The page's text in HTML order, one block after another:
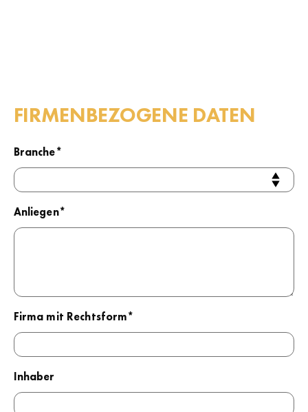
FIRMENBEZOGENE DATEN
Branche*
Anliegen*
Firma mit Rechtsform*
Inhaber